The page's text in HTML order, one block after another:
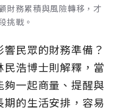
財務累積與風險轉移，才
挑戰。
民眾的財務準備？
浩博士則解釋，當
一起商量、提醒與
的生活安排，容易